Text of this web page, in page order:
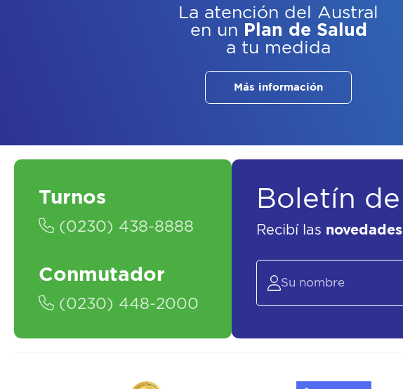
La atención del Austral
en un Plan de Salud
a tu medida
Más información
Turnos
(0230) 438-8888
Conmutador
(0230) 448-2000
Boletín de
Recibí las novedades